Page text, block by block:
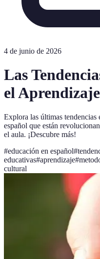
4 de junio de 2026
Las
el
Explora las últimas tendencias
español que están
el aula. ¡Descubre más!
#educación en español#
educativas#aprendizaje#
cultural